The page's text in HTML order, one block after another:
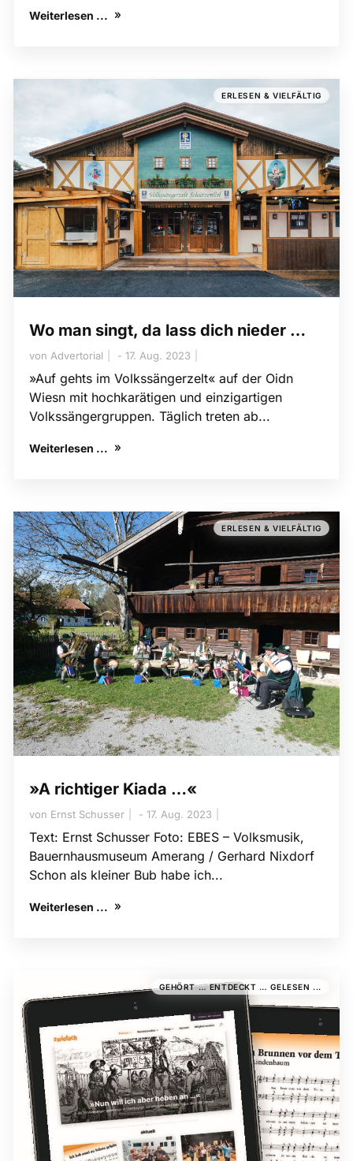
Weiterlesen ...
ERLESEN & VIELFÄLTIG
Wo man singt, da lass dich nieder …
von Advertorial 17. Aug. 2023
»Auf gehts im Volkssängerzelt« auf der Oidn
Wiesn mit hochkarätigen und einzigartigen
Volkssängergruppen. Täglich treten ab...
Weiterlesen ...
ERLESEN & VIELFÄLTIG
»A richtiger Kiada …«
von Ernst Schusser 17. Aug. 2023
Text: Ernst Schusser Foto: EBES – Volksmusik,
Bauernhausmuseum Amerang / Gerhard Nixdorf
Schon als kleiner Bub habe ich...
Weiterlesen ...
GEHÖRT … ENTDECKT … GELESEN ...